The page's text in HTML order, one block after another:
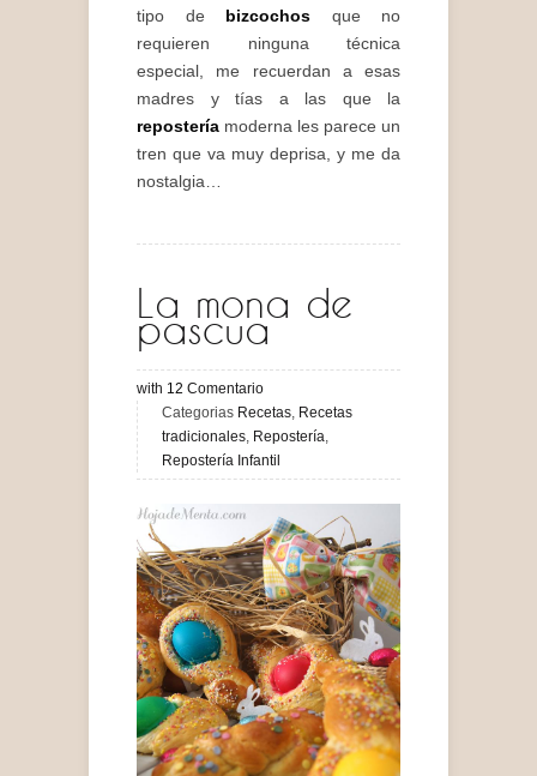
tipo de bizcochos que no
requieren ninguna técnica
especial, me recuerdan a esas
madres y tías a las que la
repostería moderna les parece un
tren que va muy deprisa, y me da
nostalgia…
La mona de
pascua
with 12 Comentario
Categorias Recetas, Recetas
tradicionales, Repostería,
Repostería Infantil